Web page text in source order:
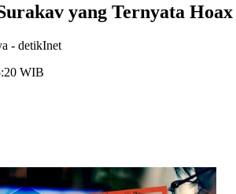
yang Ternyata Hoax
- detikInet
WIB